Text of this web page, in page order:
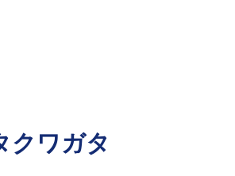
クワガタ